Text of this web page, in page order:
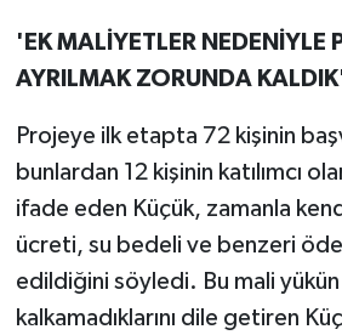
'EK MALİYETLER NEDENİYLE
AYRILMAK ZORUNDA
Projeye ilk etapta 72 kişinin
bunlardan 12 kişinin katılımcı
ifade eden Küçük, zamanla
ücreti, su bedeli ve benzeri
edildiğini söyledi. Bu mali yükün
kalkamadıklarını dile getiren